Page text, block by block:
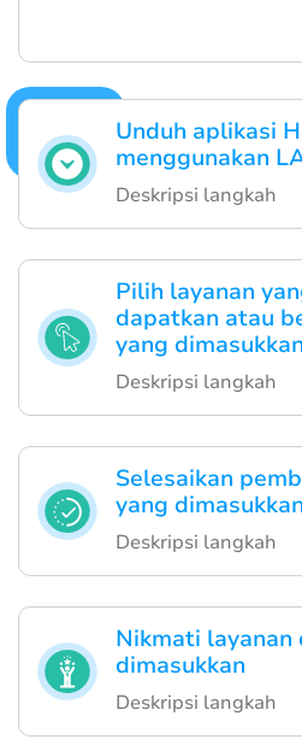
Unduh aplikasi
menggunakan
Deskripsi langkah
Pilih layanan
dapatkan atau
yang dimasukkan
Deskripsi langkah
Selesaikan
yang dimasukkan
Deskripsi langkah
Nikmati layanan
dimasukkan
Deskripsi langkah